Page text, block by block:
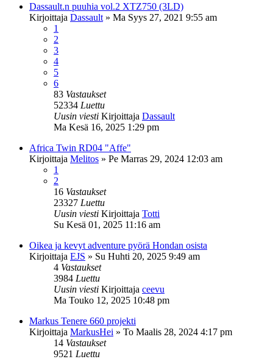
Dassault.n puuhia vol.2 XTZ750 (3LD)
Kirjoittaja Dassault » Ma Syys 27, 2021 9:55 am
1
2
3
4
5
6
83 Vastaukset
52334 Luettu
Uusin viesti Kirjoittaja Dassault
Ma Kesä 16, 2025 1:29 pm
Africa Twin RD04 "Affe"
Kirjoittaja Melitos » Pe Marras 29, 2024 12:03 am
1
2
16 Vastaukset
23327 Luettu
Uusin viesti Kirjoittaja Totti
Su Kesä 01, 2025 11:16 am
Oikea ja kevyt adventure pyörä Hondan osista
Kirjoittaja EJS » Su Huhti 20, 2025 9:49 am
4 Vastaukset
3984 Luettu
Uusin viesti Kirjoittaja ceevu
Ma Touko 12, 2025 10:48 pm
Markus Tenere 660 projekti
Kirjoittaja MarkusHei » To Maalis 28, 2024 4:17 pm
14 Vastaukset
9521 Luettu